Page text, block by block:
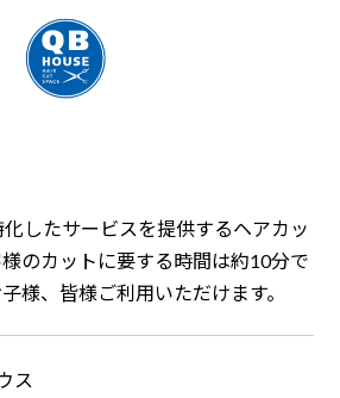
化したサービスを提供するヘアカッ
のカットに要する時間は約10分で
様、皆様ご利用いただけます。
ス